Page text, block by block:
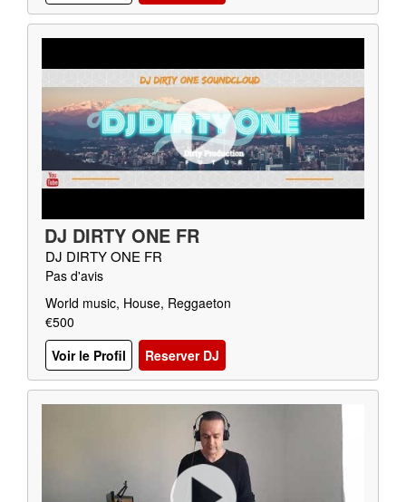
DJ DIRTY ONE FR
DJ DIRTY ONE FR
Pas d'avis
World music, House, Reggaeton
€500
Voir le Profil
Reserver DJ